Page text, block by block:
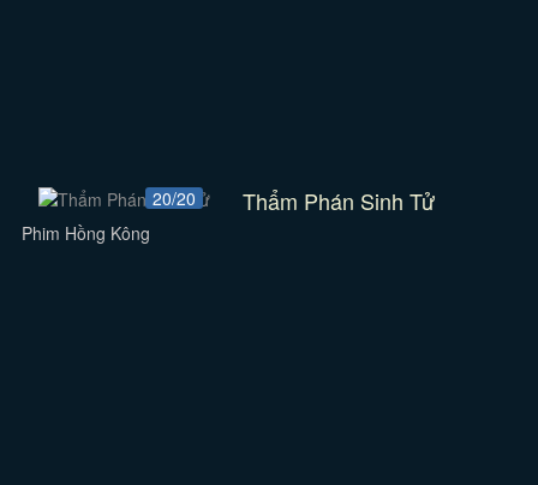
20/20 Thẩm Phán Sinh Tử
Phim Hồng Kông